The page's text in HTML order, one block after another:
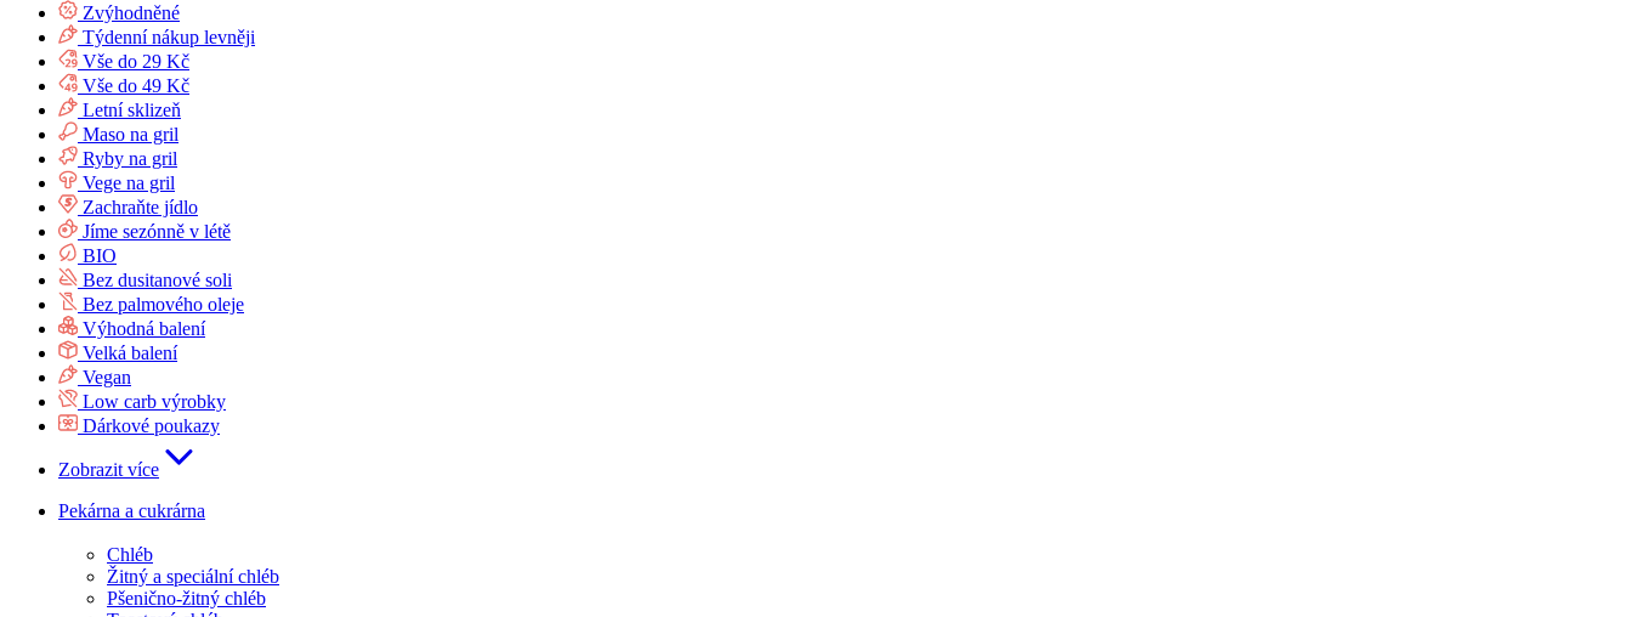
Zvýhodněné
Týdenní nákup levněji
Vše do 29 Kč
Vše do 49 Kč
Letní sklizeň
Maso na gril
Ryby na gril
Vege na gril
Zachraňte jídlo
Jíme sezónně v létě
BIO
Bez dusitanové soli
Bez palmového oleje
Výhodná balení
Velká balení
Vegan
Low carb výrobky
Dárkové poukazy
Zobrazit více
Pekárna a cukrárna
Chléb
Žitný a speciální chléb
Pšenično-žitný chléb